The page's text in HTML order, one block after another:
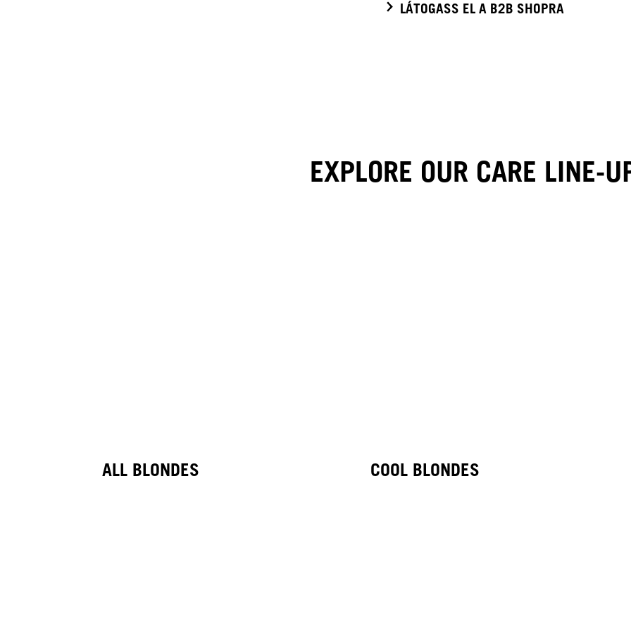
LÁTOGASS EL A B2B SHOPRA
EXPLORE OUR CARE LINE-
ALL BLONDES COOL BLONDES